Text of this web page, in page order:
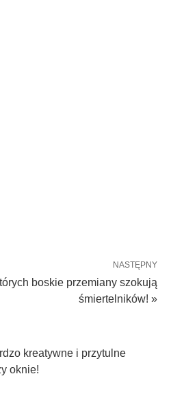
NASTĘPNY
boskie przemiany szokują
śmiertelników! »
kreatywne i przytulne
oknie!